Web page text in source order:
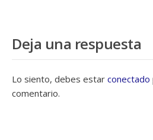
Deja una respuesta
Lo siento, debes estar conectado
comentario.